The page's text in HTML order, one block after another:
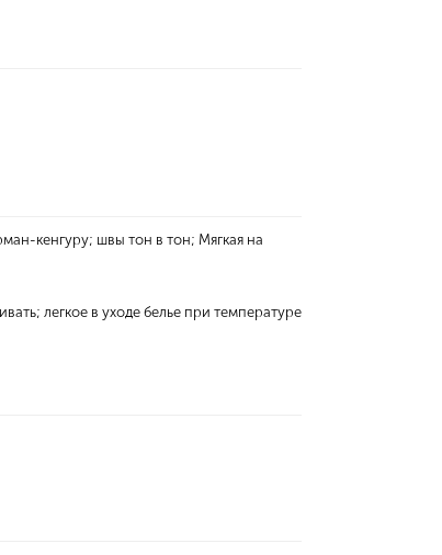
кенгуру; швы тон в тон; Мягкая на
легкое в уходе белье при температуре